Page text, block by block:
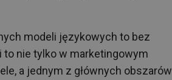
modeli językowych to bez
nie tylko w marketingowym
a jednym z głównych obszarów